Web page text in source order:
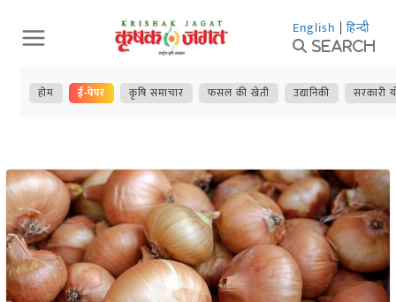
Skip
to
content
English | हिन्दी
Search
होम ई-पेपर कृषि समाचार फसल की खेती उद्यानिकी सरकारी